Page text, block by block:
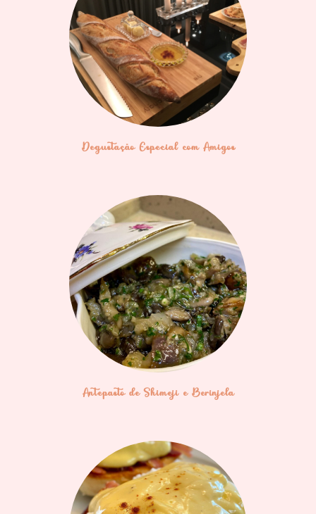
Degustação Especial com Amigos
Antepasto de Shimeji e Berinjela